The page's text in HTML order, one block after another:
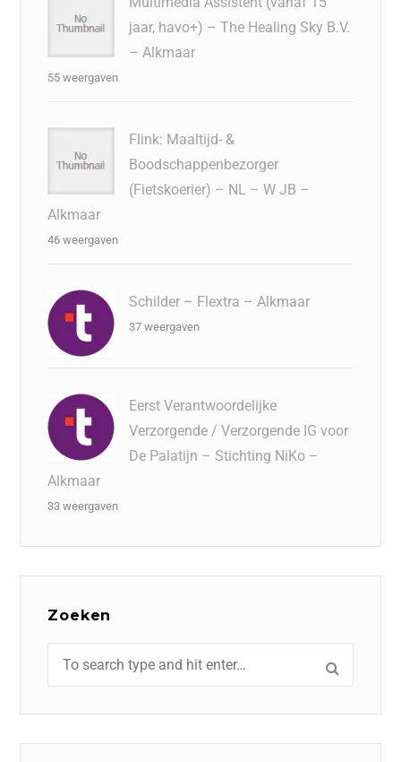
jaar, havo+) – The Healing Sky B.V.
– Alkmaar
55 weergaven
Flink: Maaltijd- &
Boodschappenbezorger
(Fietskoerier) – NL – W JB –
Alkmaar
46 weergaven
Schilder – Flextra – Alkmaar
37 weergaven
Eerst Verantwoordelijke
Verzorgende / Verzorgende IG voor
De Palatijn – Stichting NiKo –
Alkmaar
33 weergaven
Zoeken